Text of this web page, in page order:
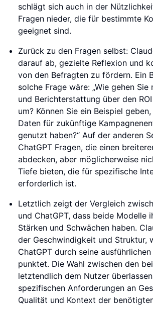
schlägt sich auch in der
Fragen nieder, die für bestimmte
geeignet sind.
Zurück zu den Fragen selbst:
darauf ab, gezielte Reflexion und
von den Befragten zu fördern. Ein
solche Frage wäre: „Wie gehen
und Berichterstattung über den
um? Können Sie ein Beispiel
Daten für zukünftige
genutzt haben?“ Auf der anderen
ChatGPT Fragen, die einen
abdecken, aber möglicherweise
Tiefe bieten, die für spezifische
erforderlich ist.
Letztlich zeigt der Vergleich
und ChatGPT, dass beide Modelle
Stärken und Schwächen haben.
der Geschwindigkeit und Struktur,
ChatGPT durch seine
punktet. Die Wahl zwischen den
letztendlich dem Nutzer
spezifischen Anforderungen an
Qualität und Kontext der